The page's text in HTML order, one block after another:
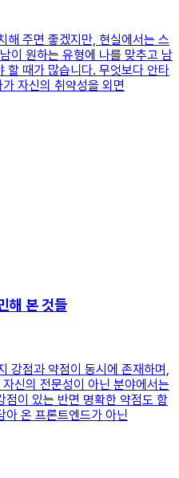
해 주면 좋겠지만, 현실에서는 스
이 원하는 유형에 나를 맞추고 남
할 때가 많습니다. 무엇보다 안타
자신의 취약성을 외면
해 본 것들
강점과 약점이 동시에 존재하며,
신의 전문성이 아닌 분야에서는
점이 있는 반면 명확한 약점도 함
아 온 프론트엔드가 아닌